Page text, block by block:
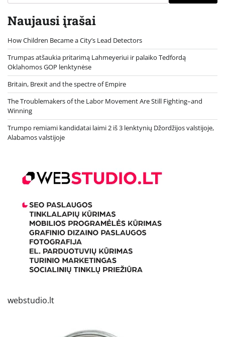
Naujausi įrašai
How Children Became a City’s Lead Detectors
Trumpas atšaukia pritarimą Lahmeyeriui ir palaiko Tedfordą
Oklahomos GOP lenktynėse
Britain, Brexit and the spectre of Empire
The Troublemakers of the Labor Movement Are Still Fighting–and
Winning
Trumpo remiami kandidatai laimi 2 iš 3 lenktynių Džordžijos valstijoje,
Alabamos valstijoje
webstudio.lt